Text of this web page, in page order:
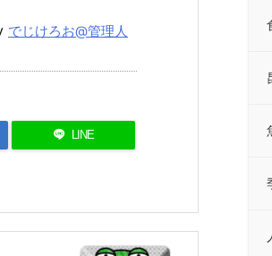
でじけろお@管理人
LINE